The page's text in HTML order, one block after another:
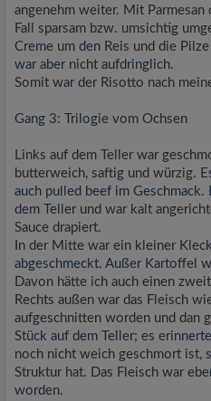
angenehm weiter. Mit
Fall sparsam bzw. umsichtig
Creme um den Reis und die
war aber nicht aufdringlich.
Somit war der Risotto nach
Gang 3: Trilogie vom Ochsen
Links auf dem Teller war
butterweich, saftig und würzig.
auch pulled beef im
dem Teller und war kalt
Sauce drapiert.
In der Mitte war ein kleiner
abgeschmeckt. Außer Kartoffel
Davon hätte ich auch einen
Rechts außen war das Fleisch
aufgeschnitten worden und dan
Stück auf dem Teller; es
noch nicht weich geschmort ist,
Struktur hat. Das Fleisch war
worden.